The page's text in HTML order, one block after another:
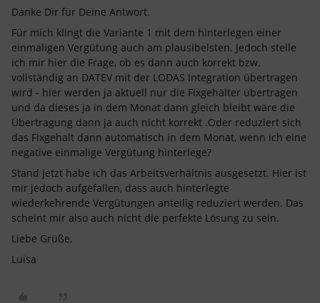
Danke Dir für Deine Antwort.
Für mich klingt die Variante 1 mit dem hinterlegen einer
einmaligen Vergütung auch am plausibelsten. Jedoch stelle
ich mir hier die Frage, ob es dann auch korrekt bzw.
vollständig an DATEV mit der LODAS Integration übertragen
wird - hier werden ja aktuell nur die Fixgehälter übertragen
und da dieses ja in dem Monat dann gleich bleibt wäre die
Übertragung dann ja auch nicht korrekt .Oder reduziert sich
das Fixgehalt dann automatisch in dem Monat, wenn ich eine
negative einmalige Vergütung hinterlege?
Stand jetzt habe ich das Arbeitsverhältnis ausgesetzt. Hier ist
mir jedoch aufgefallen, dass auch hinterlegte
wiederkehrende Vergütungen anteilig reduziert werden. Das
scheint mir also auch nicht die perfekte Lösung zu sein.
Liebe Grüße,
Luisa